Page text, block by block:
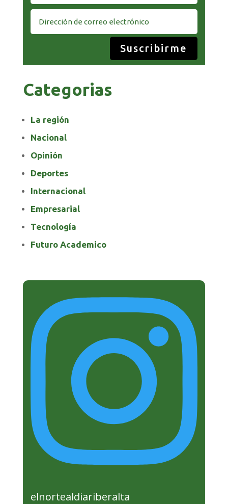
Suscribirme
Categorias
La región
Nacional
Opinión
Deportes
Internacional
Empresarial
Tecnología
Futuro Academico
elnortealdiariberalta